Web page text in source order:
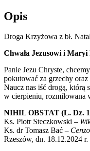
Opis
Droga Krzyżowa z bł.
Chwała Jezusowi i Maryi
Panie Jezu Chryste,
pokutować za grzechy
Naucz nas iść drogą, którą
w cierpieniu, rozmiłowana
NIHIL OBSTAT (L. Dz.
Ks. Piotr Steczkowski –
Ks. dr Tomasz Bać –
Rzeszów, dn. 18.12.2024 r.